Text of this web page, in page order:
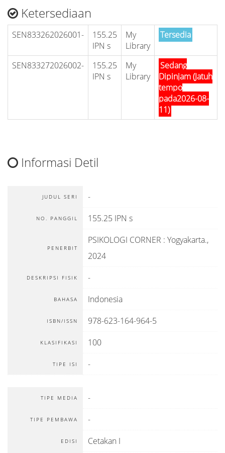
Ketersediaan
SEN833262026001-
155.25
IPN s
My
Library
Tersedia
SEN833272026002-
155.25
IPN s
My
Library
Sedang
Dipinjam (Jatuh
tempo
pada2026-08-
11)
Informasi Detil
JUDUL SERI -
NO. PANGGIL 155.25 IPN s
PENERBIT
PSIKOLOGI CORNER : Yogyakarta.,
2024
DESKRIPSI FISIK -
BAHASA Indonesia
ISBN/ISSN 978-623-164-964-5
KLASIFIKASI 100
TIPE ISI -
TIPE MEDIA -
TIPE PEMBAWA -
EDISI Cetakan I